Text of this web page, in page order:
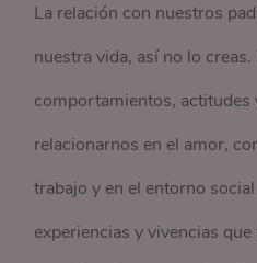
La relación con nuestros
nuestra vida, así no lo
comportamientos, actitudes
relacionarnos en el amor,
trabajo y en el entorno
experiencias y vivencias